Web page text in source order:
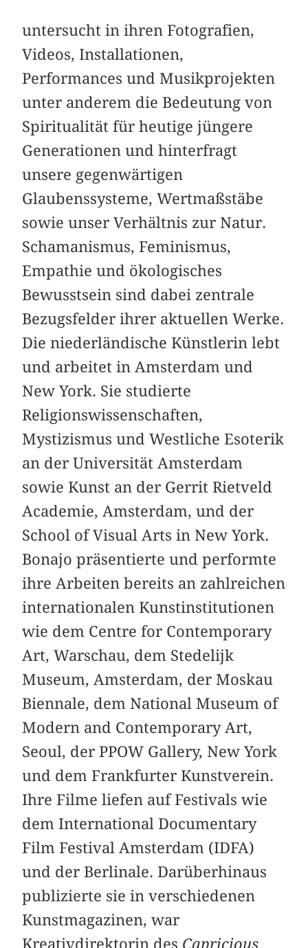
untersucht in ihren Fotografien,
Videos, Installationen,
Performances und Musikprojekten
unter anderem die Bedeutung von
Spiritualität für heutige jüngere
Generationen und hinterfragt
unsere gegenwärtigen
Glaubenssysteme, Wertmaßstäbe
sowie unser Verhältnis zur Natur.
Schamanismus, Feminismus,
Empathie und ökologisches
Bewusstsein sind dabei zentrale
Bezugsfelder ihrer aktuellen Werke.
Die niederländische Künstlerin lebt
und arbeitet in Amsterdam und
New York. Sie studierte
Religionswissenschaften,
Mystizismus und Westliche Esoterik
an der Universität Amsterdam
sowie Kunst an der Gerrit Rietveld
Academie, Amsterdam, und der
School of Visual Arts in New York.
Bonajo präsentierte und performte
ihre Arbeiten bereits an zahlreichen
internationalen Kunstinstitutionen
wie dem Centre for Contemporary
Art, Warschau, dem Stedelijk
Museum, Amsterdam, der Moskau
Biennale, dem National Museum of
Modern and Contemporary Art,
Seoul, der PPOW Gallery, New York
und dem Frankfurter Kunstverein.
Ihre Filme liefen auf Festivals wie
dem International Documentary
Film Festival Amsterdam (IDFA)
und der Berlinale. Darüberhinaus
publizierte sie in verschiedenen
Kunstmagazinen, war
Kreativdirektorin des Capricious